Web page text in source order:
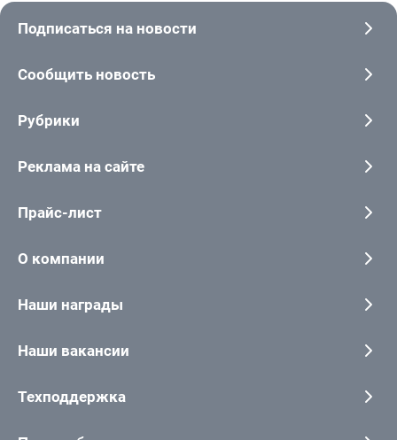
Подписаться на новости
Сообщить новость
Рубрики
Реклама на сайте
Прайс-лист
О компании
Наши награды
Наши вакансии
Техподдержка